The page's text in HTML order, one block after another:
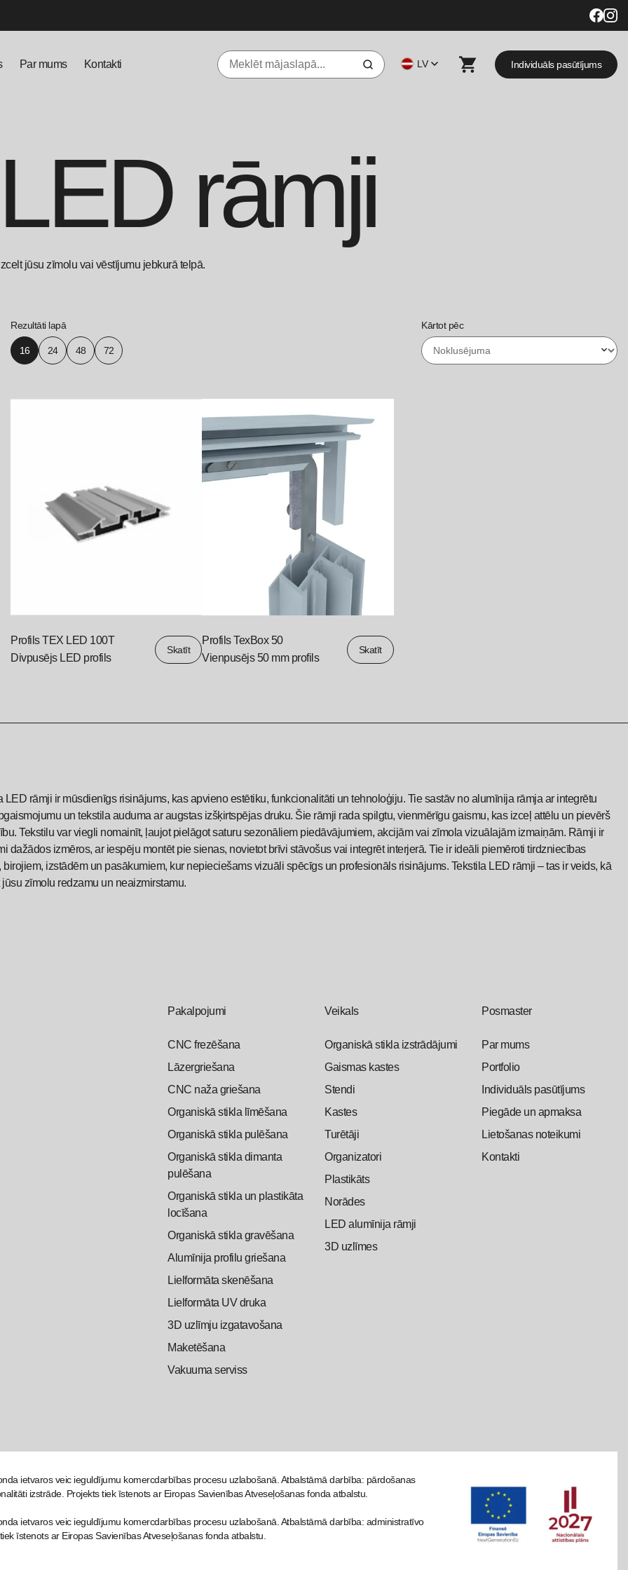
LV
Par mums Kontakti Individuāls pasūtījums
rāmji
jūsu zīmolu vai vēstījumu jebkurā telpā.
Rezultāti lapā
16 24 48 72
Kārtot pēc
Profils TEX LED 100T
Divpusējs LED profils
Skatīt
Profils TexBox 50
Vienpusējs 50 mm profils
Skatīt
LED rāmji ir mūsdienīgs risinājums, kas apvieno estētiku, funkcionalitāti un tehnoloģiju. Tie sastāv no alumīnija rāmja ar integrētu
un tekstila auduma ar augstas izšķirtspējas druku. Šie rāmji rada spilgtu, vienmērīgu gaismu, kas izceļ attēlu un pievērš
Tekstilu var viegli nomainīt, ļaujot pielāgot saturu sezonāliem piedāvājumiem, akcijām vai zīmola vizuālajām izmaiņām. Rāmji ir
dažādos izmēros, ar iespēju montēt pie sienas, novietot brīvi stāvošus vai integrēt interjerā. Tie ir ideāli piemēroti tirdzniecības
birojiem, izstādēm un pasākumiem, kur nepieciešams vizuāli spēcīgs un profesionāls risinājums. Tekstila LED rāmji – tas ir veids, kā
jūsu zīmolu redzamu un neaizmirstamu.
Pakalpojumi
CNC frezēšana
Lāzergriešana
CNC naža griešana
Organiskā stikla līmēšana
Organiskā stikla pulēšana
Organiskā stikla dimanta
pulēšana
Organiskā stikla un plastikāta
locīšana
Organiskā stikla gravēšana
Alumīnija profilu griešana
Lielformāta skenēšana
Lielformāta UV druka
3D uzlīmju izgatavošana
Maketēšana
Vakuuma serviss
Veikals
Organiskā stikla izstrādājumi
Gaismas kastes
Stendi
Kastes
Turētāji
Organizatori
Plastikāts
Norādes
LED alumīnija rāmji
3D uzlīmes
Posmaster
Par mums
Portfolio
Individuāls pasūtījums
Piegāde un apmaksa
Lietošanas noteikumi
Kontakti
ietvaros veic ieguldījumu komercdarbības procesu uzlabošanā. Atbalstāmā darbība: pārdošanas
izstrāde. Projekts tiek īstenots ar Eiropas Savienības Atveseļošanas fonda atbalstu.
ietvaros veic ieguldījumu komercdarbības procesu uzlabošanā. Atbalstāmā darbība: administratīvo
īstenots ar Eiropas Savienības Atveseļošanas fonda atbalstu.